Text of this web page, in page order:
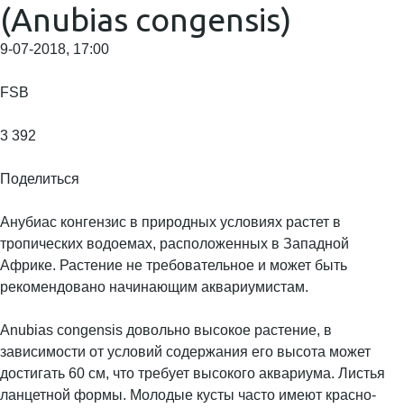
(Anubias congensis)
9-07-2018, 17:00
FSB
3 392
Поделиться
Анубиас конгензис в природных условиях растет в
тропических водоемах, расположенных в Западной
Африке. Растение не требовательное и может быть
рекомендовано начинающим аквариумистам.
Anubias congensis довольно высокое растение, в
зависимости от условий содержания его высота может
достигать 60 см, что требует высокого аквариума. Листья
ланцетной формы. Молодые кусты часто имеют красно-